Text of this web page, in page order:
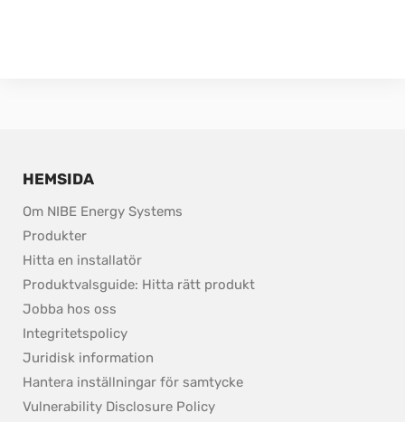
HEMSIDA
Om NIBE Energy Systems
Produkter
Hitta en installatör
Produktvalsguide: Hitta rätt produkt
Jobba hos oss
Integritetspolicy
Juridisk information
Hantera inställningar för samtycke
Vulnerability Disclosure Policypdf, 153.9 kB.